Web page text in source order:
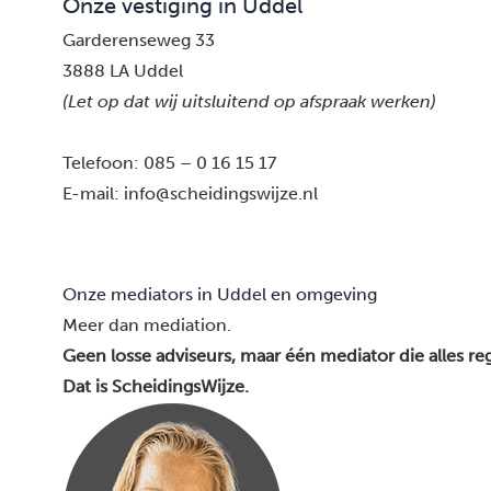
Onze vestiging in Uddel
Garderenseweg 33
3888 LA Uddel
(Let op dat wij uitsluitend op afspraak werken)
Telefoon: 085 – 0 16 15 17
E-mail: info@scheidingswijze.nl
Onze mediators in Uddel en omgeving
Meer dan mediation.
Geen losse adviseurs, maar één mediator die alles
Dat is ScheidingsWijze.